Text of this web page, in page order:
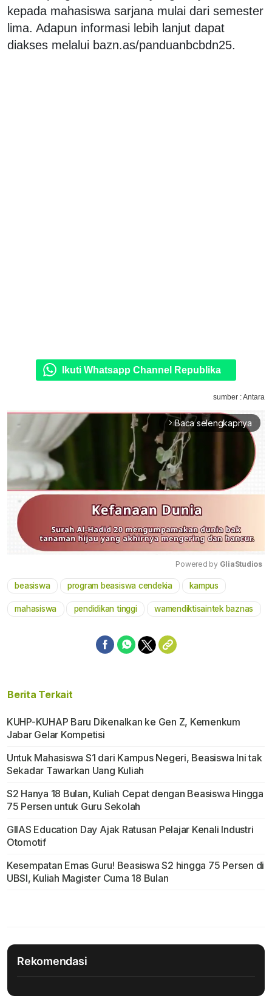
kepada mahasiswa sarjana mulai dari semester
lima. Adapun informasi lebih lanjut dapat
diakses melalui bazn.as/panduanbcbdn25.
Ikuti Whatsapp Channel Republika
sumber : Antara
arrow_forward_ios Baca selengkapnya
Mute
Powered by GliaStudios
beasiswa program beasiswa cendekia kampus
mahasiswa pendidikan tinggi wamendiktisaintek baznas
Berita Terkait
KUHP-KUHAP Baru Dikenalkan ke Gen Z, Kemenkum
Jabar Gelar Kompetisi
Untuk Mahasiswa S1 dari Kampus Negeri, Beasiswa Ini tak
Sekadar Tawarkan Uang Kuliah
S2 Hanya 18 Bulan, Kuliah Cepat dengan Beasiswa Hingga
75 Persen untuk Guru Sekolah
GIIAS Education Day Ajak Ratusan Pelajar Kenali Industri
Otomotif
Kesempatan Emas Guru! Beasiswa S2 hingga 75 Persen di
UBSI, Kuliah Magister Cuma 18 Bulan
Rekomendasi